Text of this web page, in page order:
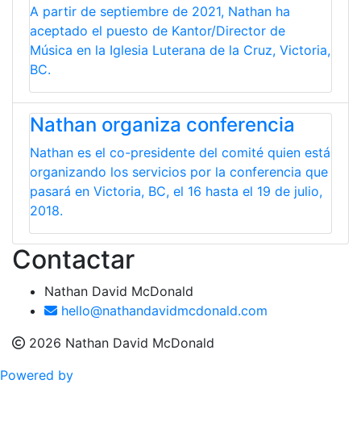
A partir de septiembre de 2021, Nathan ha
aceptado el puesto de Kantor/Director de
Música en la Iglesia Luterana de la Cruz, Victoria,
BC.
Nathan organiza conferencia
Nathan es el co-presidente del comité quien está
organizando los servicios por la conferencia que
pasará en Victoria, BC, el 16 hasta el 19 de julio,
2018.
Contactar
Nathan David McDonald
hello@nathandavidmcdonald.com
2026 Nathan David McDonald
Powered by